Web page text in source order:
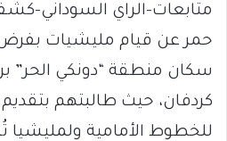
متابعات-الراي السوداني-
حمر عن قيام مليشيات بفرض
سكان منطقة “دونكي الحر”
للخطوط الأمامية